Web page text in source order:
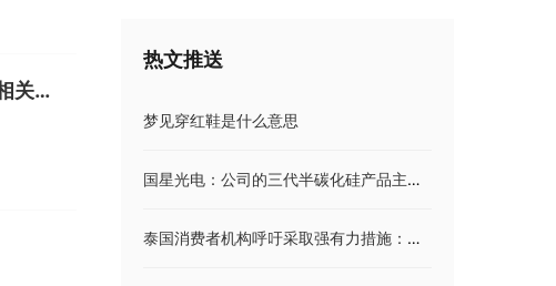
宁夏建材： 我们会对您提出的意见进行讨论，并适时与相关方进行沟通
热文推送
梦见穿红鞋是什么意思
国星光电：公司的三代半碳化硅产品主要面向充电桩 储能等领域
泰国消费者机构呼吁采取强有力措施：严查日本海鲜！